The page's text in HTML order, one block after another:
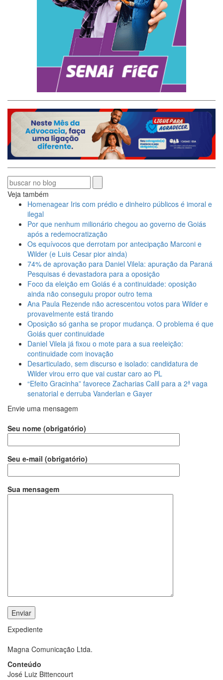
Veja também
Homenagear Iris com prédio e dinheiro públicos é imoral e
ilegal
Por que nenhum milionário chegou ao governo de Goiás
após a redemocratização
Os equívocos que derrotam por antecipação Marconi e
Wilder (e Luis Cesar pior ainda)
74% de aprovação para Daniel Vilela: apuração da Paraná
Pesquisas é devastadora para a oposição
Foco da eleição em Goiás é a continuidade: oposição
ainda não conseguiu propor outro tema
Ana Paula Rezende não acrescentou votos para Wilder e
provavelmente está tirando
Oposição só ganha se propor mudança. O problema é que
Goiás quer continuidade
Daniel Vilela já fixou o mote para a sua reeleição:
continuidade com inovação
Desarticulado, sem discurso e isolado: candidatura de
Wilder virou erro que vai custar caro ao PL
“Efeito Gracinha” favorece Zacharias Calil para a 2ª vaga
senatorial e derruba Vanderlan e Gayer
Envie uma mensagem
Seu nome (obrigatório)
Seu e-mail (obrigatório)
Sua mensagem
Expediente
Magna Comunicação Ltda.
Conteúdo
José Luiz Bittencourt